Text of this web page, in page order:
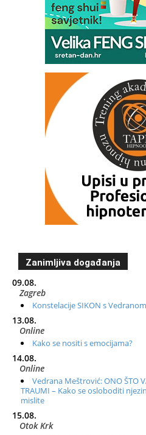
Zanimljiva događanja
09.08.
Zagreb
Konstelacije SIKON s
13.08.
Online
Kako se nositi s emocijama?
14.08.
Online
Vedrana Meštrović: ONO ŠTO
TRAUMI – Kako se osloboditi
mislite
15.08.
Otok Krk